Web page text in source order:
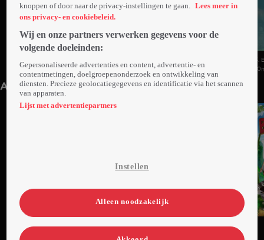
10min
Vr 24 mei 24
10min
3.
Anderen kijken ook
programma
programma
knoppen of door naar de privacy-instellingen te gaan.
Lees meer in
ons privacy- en cookiebeleid.
Wij en onze partners verwerken gegevens voor de
volgende doeleinden:
Gepersonaliseerde advertenties en content, advertentie- en
contentmetingen, doelgroepenonderzoek en ontwikkeling van
diensten. Precieze geolocatiegegevens en identificatie via het scannen
van apparaten.
Lijst met advertentiepartners
Instellen
Alleen noodzakelijk